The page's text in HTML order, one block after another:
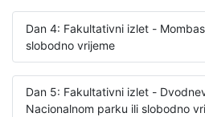
Dan 4: Fakultativni izlet -
slobodno vrijeme
Dan 5: Fakultativni izlet -
Nacionalnom parku ili slobodno